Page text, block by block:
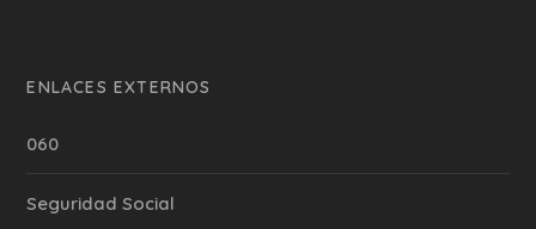
ENLACES EXTERNOS
060
Seguridad Social